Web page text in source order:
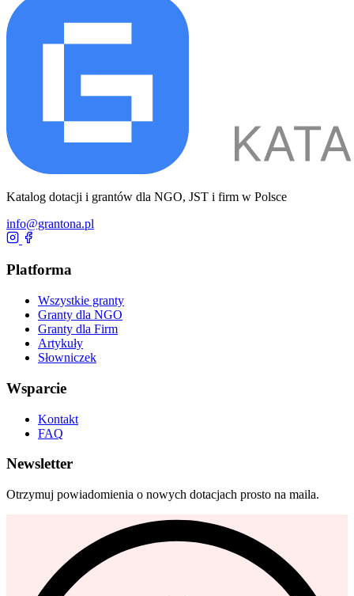
Katalog dotacji i grantów dla NGO, JST i firm w Polsce
info@grantona.pl
Platforma
Wszystkie granty
Granty dla NGO
Granty dla Firm
Artykuły
Słowniczek
Wsparcie
Kontakt
FAQ
Newsletter
Otrzymuj powiadomienia o nowych dotacjach prosto na maila.